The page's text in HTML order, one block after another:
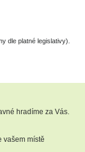
dle platné legislativy).
hradíme za Vás.
vašem místě